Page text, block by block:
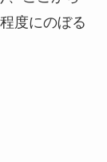
程度にのぼる